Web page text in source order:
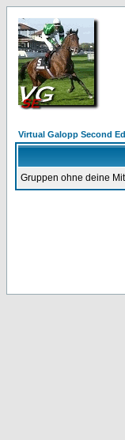
Virtual Galopp Second
Gruppen ohne deine